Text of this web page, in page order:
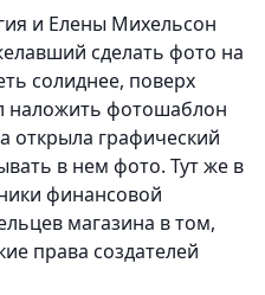
и Елены Михельсон
сделать фото на
солиднее, поверх
наложить фотошаблон
открыла графический
в нем фото. Тут же в
финансовой
магазина в том,
права создателей